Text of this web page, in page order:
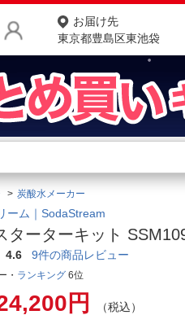
お届け先
東京都豊島区東池袋
商品をさがす
ランキングからさがす
カテゴリ一覧からさがす
お客様サポート
炭酸水メーカー
ーム｜SodaStream
ターターキット
4.6 9件の商品レビュー
・ ランキング 6位
円
（税込）